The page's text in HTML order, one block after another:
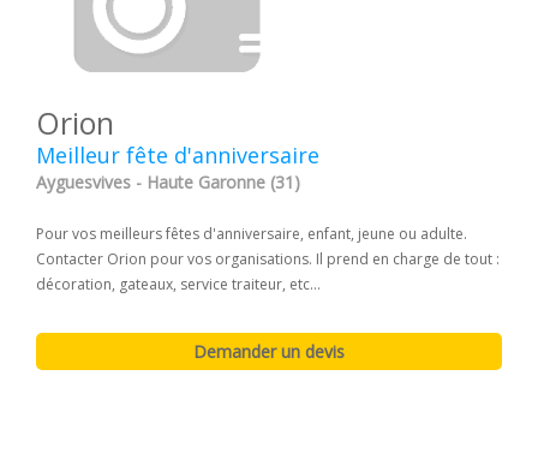
Orion
Meilleur fête d'anniversaire
Ayguesvives - Haute Garonne (31)
Pour vos meilleurs fêtes d'anniversaire, enfant, jeune ou adulte.
Contacter Orion pour vos organisations. Il prend en charge de tout :
décoration, gateaux, service traiteur, etc...